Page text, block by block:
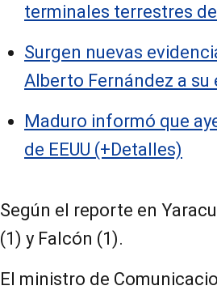
terminales terrestres
Surgen nuevas
Alberto Fernández a su
Maduro informó que
de EEUU (+Detalles)
Según el reporte en
(1) y Falcón (1).
El ministro de